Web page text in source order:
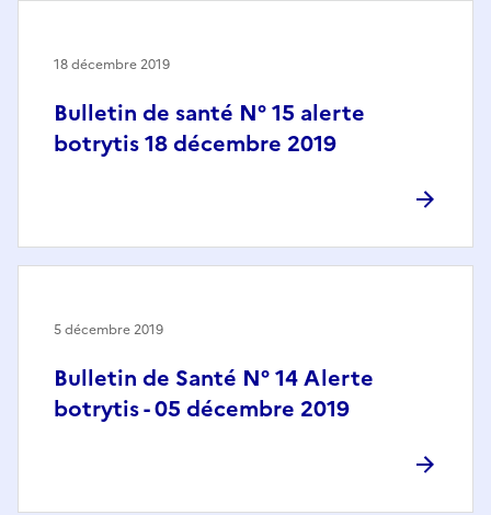
Bulletin de santé N° 15 alerte
botrytis 18 décembre 2019
18 décembre 2019
Bulletin de Santé N° 14 Alerte
botrytis - 05 décembre 2019
5 décembre 2019